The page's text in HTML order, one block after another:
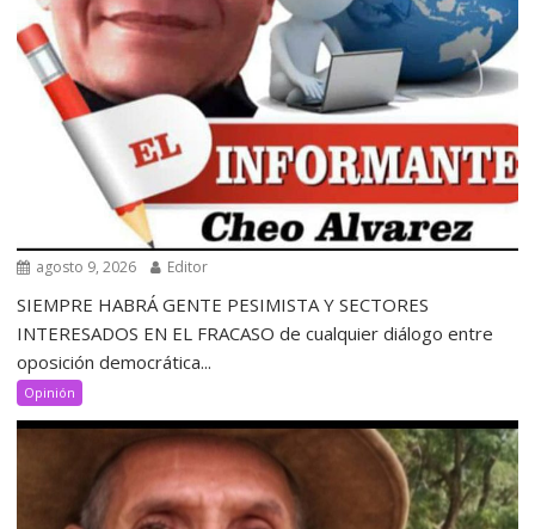
agosto 9, 2026 Editor
SIEMPRE HABRÁ GENTE PESIMISTA Y SECTORES
INTERESADOS EN EL FRACASO de cualquier diálogo entre
oposición democrática...
Opinión